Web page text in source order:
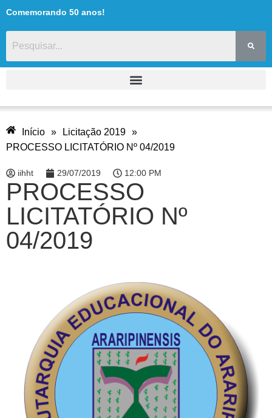
Comemorando 50 anos!
Início » Licitação 2019 »
PROCESSO LICITATÓRIO Nº 04/2019
iihht 29/07/2019 12:00 PM
PROCESSO
LICITATÓRIO Nº
04/2019